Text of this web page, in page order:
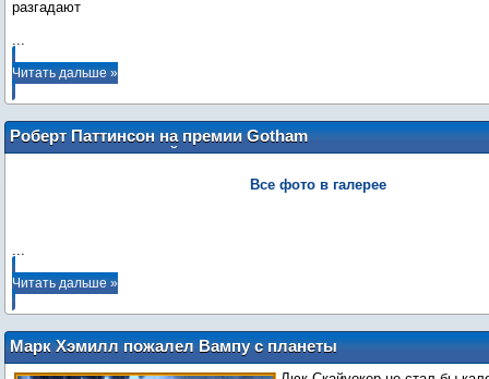
...
Читать дальше »
Роберт Паттинсон на премии Gotham
Awards 2017 в Нью-Йорке (27 ноября)
Все фото в галерее
...
Читать дальше »
Марк Хэмилл пожалел Вампу с планеты
Хот